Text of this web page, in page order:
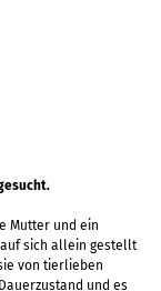
Mutter und ein
auf sich allein gestellt
von tierlieben
und es